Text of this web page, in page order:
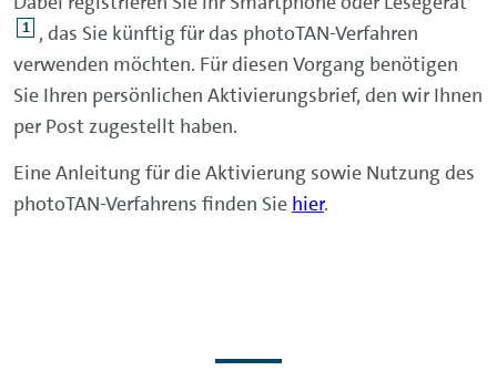
1 , das Sie künftig für das photoTAN-Verfahren
verwenden möchten. Für diesen Vorgang benötigen
Sie Ihren persönlichen Aktivierungsbrief, den wir Ihnen
per Post zugestellt haben.
Eine Anleitung für die Aktivierung sowie Nutzung des
photoTAN-Verfahrens finden Sie hier.